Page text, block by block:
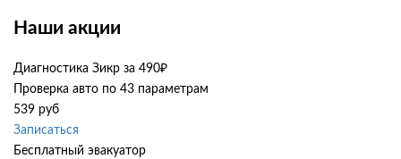
Наши акции
Диагностика Зикр за 490₽
Проверка авто по 43 параметрам
539 руб
Записаться
Бесплатный эвакуатор